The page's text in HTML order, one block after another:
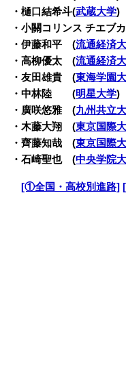
・樋口結希斗(武蔵大学)
・小關コリンス チエブ
・伊藤和平 (流通経済
・高柳優太 (流通経済
・友田雄貴 (東海学園
・中林陸 (明星大学)
・廣咲悠雅 (九州共立
・木藤大翔 (東京国際
・齊藤知哉 (東京国際
・石崎聖也 (中央学院
[①全国・高校別進路]